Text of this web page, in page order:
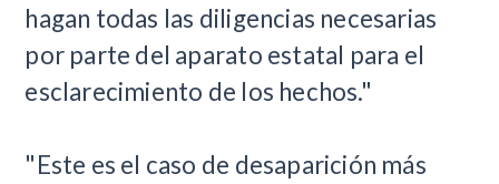
hagan todas las diligencias necesarias
por parte del aparato estatal para el
esclarecimiento de los hechos."
"Este es el caso de desaparición más